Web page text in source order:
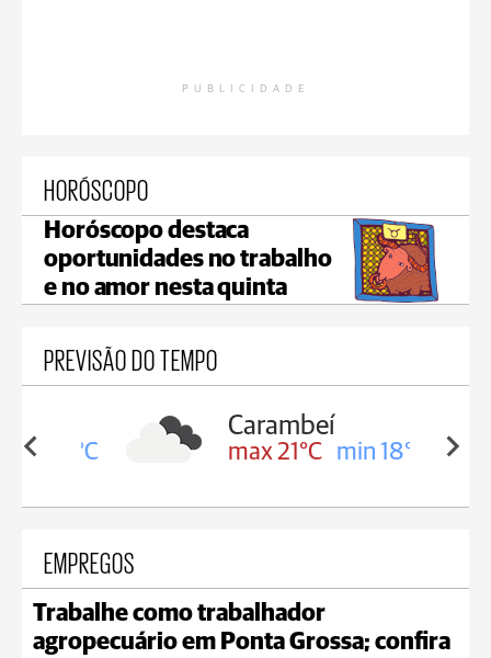
PUBLICIDADE
HORÓSCOPO
Horóscopo destaca
oportunidades no trabalho
e no amor nesta quinta
PREVISÃO DO TEMPO
19°C
Carambeí
max 21°C min 18°C
EMPREGOS
Trabalhe como trabalhador
agropecuário em Ponta Grossa; confira